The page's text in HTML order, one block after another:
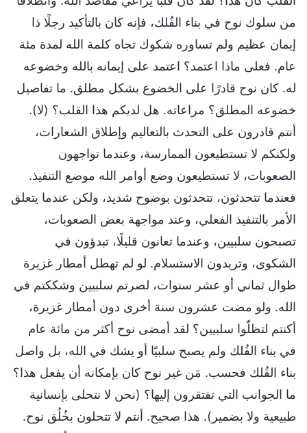
من سلوك نوح في بناء الفُلك، فإنه كان بالتأكيد رجلًا ذا
إيمان عظيم ولم تساوره شكوك تجاه كلمة الله لمدة مئة
عام. فعلى ماذا اعتمد؟ اعتمد على إيمانه بالله وخضوعه
له. كان نوح قادرًا على الخضوع بشكل مطلق. ما تفاصيل
خضوعه المطلق؟ مراعاته. هل لديكم هذا القلب؟ (لا).
أنتم قادرون على التحدث بالتعاليم وإطلاق الشعارات،
ولكنكم لا تستطيعون الممارسة، وعندما تواجهون
الصعوبات، لا تستطيعون وضع أوامر الله موضع التنفيذ.
فعندما تتحدثون، تتحدثون بوضوح شديد، ولكن عندما يتعلق
الأمر بالتنفيذ الفعلي، وعند مواجهة بعض الصعوبات،
تصبحون سلبيين، وعندما تعانون قليلًا، تبدؤون في
الشكوى، وتريدون الاستسلام. لو لم تهطل أمطار غزيرة
طوال ثماني أو عشر سنوات، لصرتم سلبيين وشككتم في
الله. ولو مضت عشرون سنة أخرى دون أمطار غزيرة،
أكنتم لتظلّوا سلبيين؟ لقد أمضى نوح أكثر من مائة عام
في بناء الفُلك ولم يصبح سلبيًا أو يشك في الله، بل واصل
بناء الفُلك فحسب. مَن غير نوح كان بإمكانه أن يفعل هذا؟
ما الجوانب التي تفتقرون إليها؟ (نحن لا نتحلى بإنسانية
طبيعية ولا بضمير). هذا صحيح. أنتم لا تتحلون بخُلُق نوح.